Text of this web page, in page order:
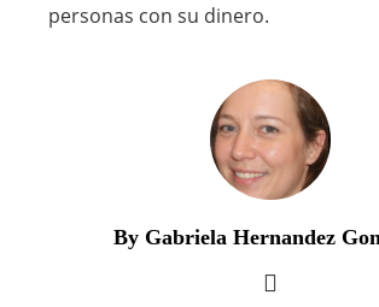
personas con su dinero.
By Gabriela Hernandez